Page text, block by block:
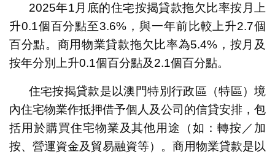
2025年1月底的住宅按揭貸款拖欠比率按月上
升0.1個百分點至3.6%，與一年前比較上升2.7個
百分點。商用物業貸款拖欠比率為5.4%，按月及
按年分別上升0.1個百分點及2.1個百分點。
住宅按揭貸款是以澳門特別行政區（特區）境
內住宅物業作抵押借予個人及公司的信貸安排，包
括用於購買住宅物業及其他用途（如：轉按／加
按、營運資金及貿易融資等）。商用物業貸款是以